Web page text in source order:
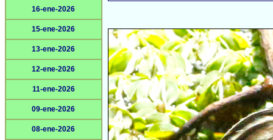
16-ene-2026
15-ene-2026
13-ene-2026
12-ene-2026
11-ene-2026
09-ene-2026
08-ene-2026